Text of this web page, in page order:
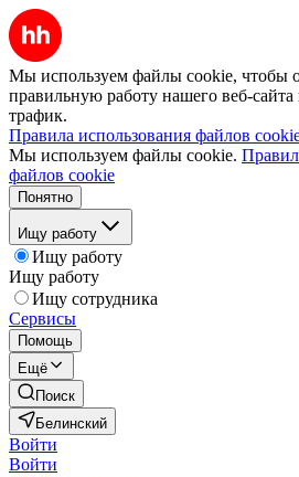
Мы используем файлы cookie, чтобы
правильную работу нашего веб-сайта
трафик.
Правила использования файлов
Мы используем файлы cookie.
файлов cookie
Понятно
Ищу работу
Ищу работу
Ищу работу
Ищу сотрудника
Сервисы
Помощь
Ещё
Поиск
Белинский
Войти
Войти